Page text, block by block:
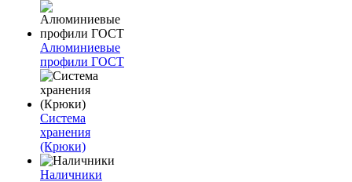
Алюминиевые
профили ГОСТ
Система
хранения
(Крюки)
Наличники